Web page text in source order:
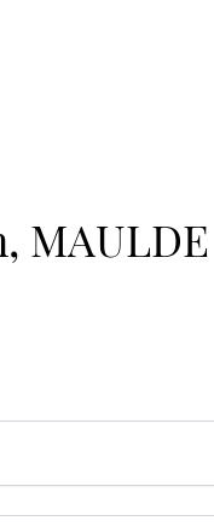
MAULDE